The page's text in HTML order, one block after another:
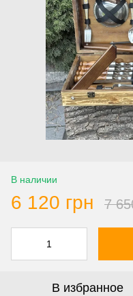
В наличии
6 120 грн 7
В избранное